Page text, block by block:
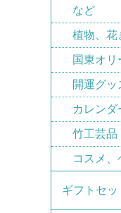
など
植物、花
国東オ
開運グッ
カレンダ
竹工芸品
コスメ
ギフトセッ